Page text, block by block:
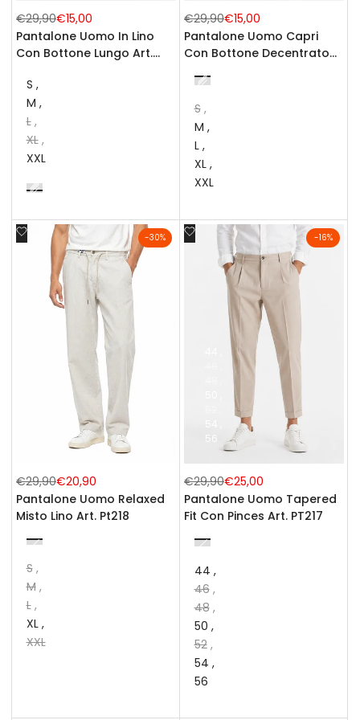
Prezzo
normale
€29,90Prezzo
di
vendita
€15,00
Pantalone Uomo In Lino
Con Bottone Lungo Art.
S
M
L
XL
XXL
Beige
Nero
Bianco
Verde
Blu
Prezzo
normale
€29,90Prezzo
vendita
€15,00
Pantalone Uomo Capri
Con Bottone Decentrato
Nero
Beige
Blu
Scuro
Grigio
Verde
S
M
L
XL
XXL
-30%
Aggiungi
desideri
Prezzo
normale
€29,90Prezzo
vendita
€20,90
Pantalone Uomo Relaxed
Misto Lino Art. Pt218
Beige
Verde
Blu
Scuro
S
M
L
XL
XXL
-16%
Aggiungi
desideri
56
Prezzo
normale
€29,90Prezzo
di
vendita
€25,00
Pantalone Uomo Tapered
Fit Con Pinces Art. PT217
Nero
Verde
Beige
Blu
navy
44
46
48
50
52
54
56